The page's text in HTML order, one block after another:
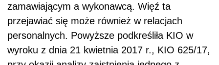
zamawiającym a wykonawcą. Więź ta
przejawiać się może również w relacjach
personalnych. Powyższe podkreśliła KIO w
wyroku z dnia 21 kwietnia 2017 r., KIO 625/17,